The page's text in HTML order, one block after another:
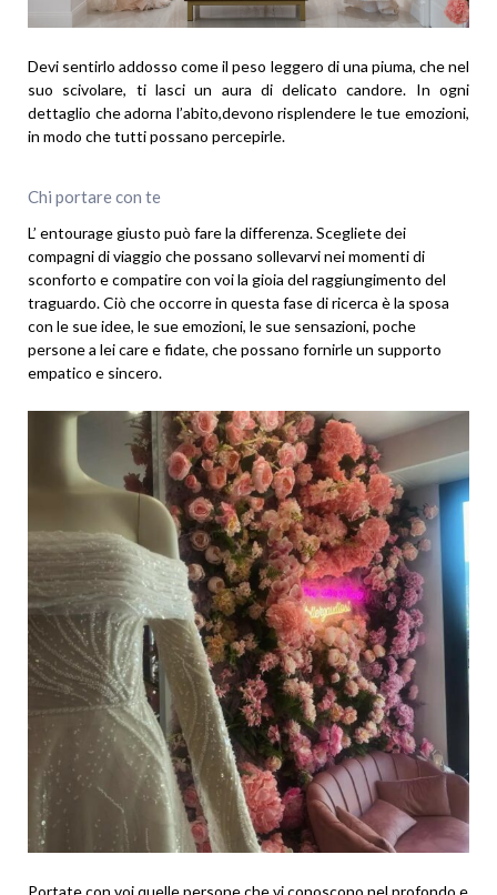
Devi sentirlo addosso come il peso leggero di una piuma, che nel
suo scivolare, ti lasci un aura di delicato candore. In ogni
dettaglio che adorna l’abito,devono risplendere le tue emozioni,
in modo che tutti possano percepirle.
Chi portare con te
L’ entourage giusto può fare la differenza. Scegliete dei
compagni di viaggio che possano sollevarvi nei momenti di
sconforto e compatire con voi la gioia del raggiungimento del
traguardo. Ciò che occorre in questa fase di ricerca è la sposa
con le sue idee, le sue emozioni, le sue sensazioni, poche
persone a lei care e fidate, che possano fornirle un supporto
empatico e sincero.
Portate con voi quelle persone che vi conoscono nel profondo e